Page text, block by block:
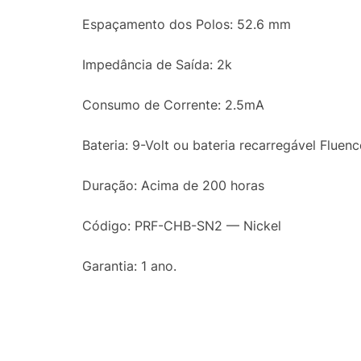
Espaçamento dos Polos: 52.6 mm
Impedância de Saída: 2k
Consumo de Corrente: 2.5mA
Bateria: 9-Volt ou bateria recarregável
Duração: Acima de 200 horas
Código: PRF-CHB-SN2 — Nickel
Garantia: 1 ano.